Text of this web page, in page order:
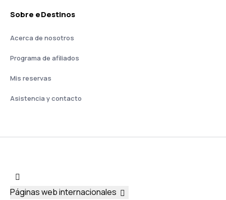
Sobre eDestinos
Acerca de nosotros
Programa de afiliados
Mis reservas
Asistencia y contacto
Páginas web internacionales